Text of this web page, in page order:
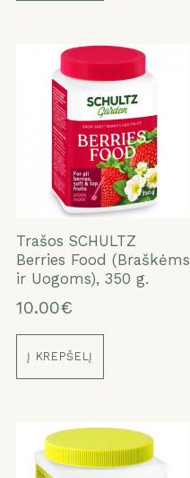
Trašos SCHULTZ
Berries Food (Braškėms
ir Uogoms), 350 g.
10.00€
Į KREPŠELĮ